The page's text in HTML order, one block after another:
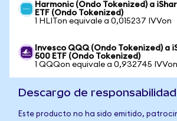
Harmonic (Ondo Tokenized) a
ETF (Ondo Tokenized)
1 HLITon equivale a 0,015237 IVVon
Invesco QQQ (Ondo Tokenized) a
500 ETF (Ondo Tokenized)
1 QQQon equivale a 0,932745 IVVon
Descargo de responsabilidad
Este producto no ha sido emitido,